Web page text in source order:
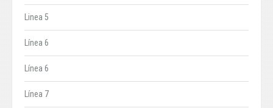
Linea 5
Línea 6
Línea 6
Línea 7